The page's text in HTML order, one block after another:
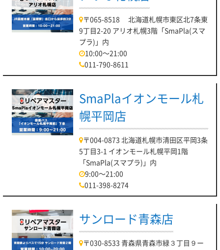
〒065-8518 北海道札幌市東区北7条東
9丁目2-20 アリオ札幌3階「SmaPla(スマ
プラ)」内
10:00～21:00
011-790-8611
SmaPlaイオンモール札
幌平岡店
〒004-0873 北海道札幌市清田区平岡3条
5丁目3-1 イオンモール札幌平岡1階
「SmaPla(スマプラ)」内
9:00～21:00
011-398-8274
サンロード青森店
〒030-8533 青森県青森市緑３丁目９ー